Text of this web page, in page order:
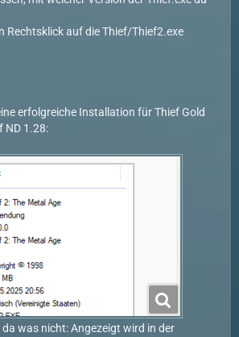
Rechtsklick auf die Thief/Thief2.exe
erfolgreiche Installation für Thief Gold
ND 1.28:
was nicht: Angezeigt wird in der